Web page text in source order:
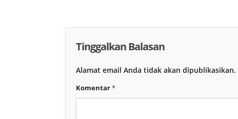
Tinggalkan Balasan
Alamat email Anda tidak akan dipublikasikan.
Komentar*